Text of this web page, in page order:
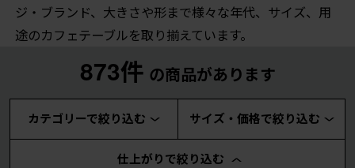
ジ・ブランド、大きさや形まで様々な年代、サイズ、用
途のカフェテーブルを取り揃えています。
873件 の商品があります
カテゴリーで絞り込む サイズ・価格で絞り込む
仕上がりで絞り込む